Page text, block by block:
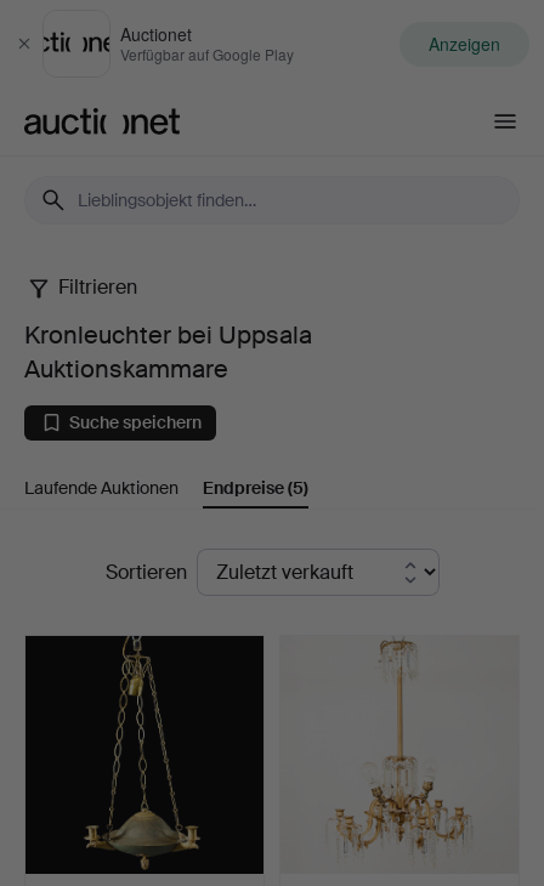
Schließen
Auctionet
Verfügbar auf Google Play Anzeigen
Kronleuchter
bei
Uppsala
Auktionskammare
Filtrieren
Kronleuchter bei Uppsala
Auktionskammare
Suche speichern
Laufende Auktionen Endpreise(5)
EndpreiseSortieren